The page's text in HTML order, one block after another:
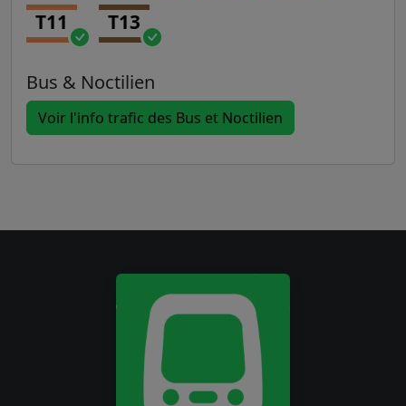
T11 T13
Bus & Noctilien
Voir l'info trafic des Bus et Noctilien